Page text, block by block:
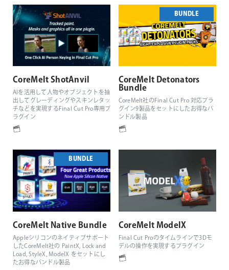
CoreMelt ShotAnvil
AIを活用して人物やオブジェクトを抽
出してグレーディングやスキンレタッ
チなどを実現するFinal Cut Pro専用プ
ラグイン
BUNDLE
CoreMelt Detonators
Bundle
CoreMelt社のFinal Cut Pro 対応プラ
グイン9製品をセットにしたお得なバ
ンドル製品
BUNDLE
CoreMelt Native Bundle
Appleシリコンのネイティブサポート
したCoreMelt社の PaintX, Lock and
Load, StyleX, ModelX をセットにし
たお得なバンドル製品
CoreMelt ModelX
Final Cut Proのタイムラインで3Dモ
デルの操作を実現するプラグイン